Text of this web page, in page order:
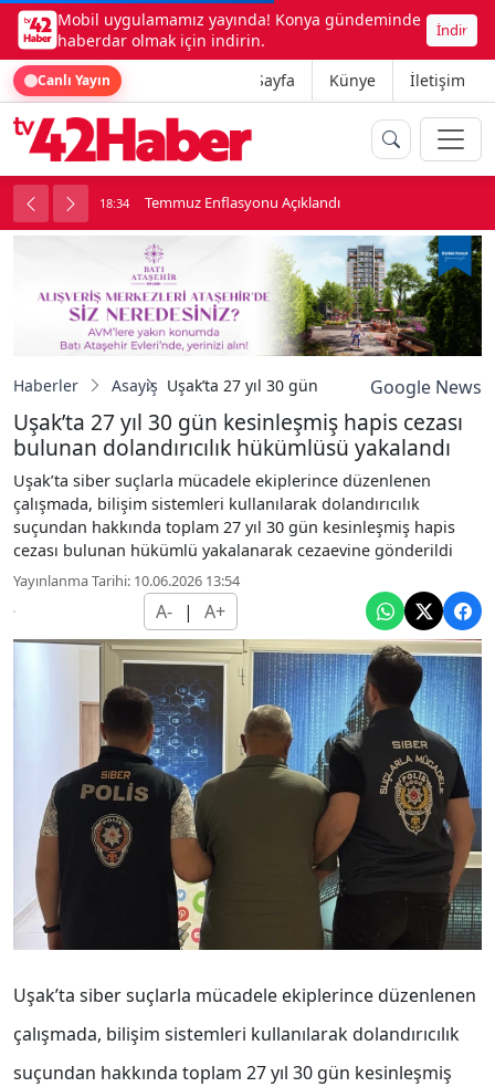
Mobil uygulamamız yayında! Konya gündeminde
haberdar olmak için indirin.
İndir
Canlı Yayın Ana Sayfa Künye İletişim
18:34 Temmuz Enflasyonu Açıklandı
Haberler Asayiş Uşak’ta 27 yıl 30 gün kesinleşmiş hapis
Google News
Uşak’ta 27 yıl 30 gün kesinleşmiş hapis cezası
bulunan dolandırıcılık hükümlüsü yakalandı
Uşak’ta siber suçlarla mücadele ekiplerince düzenlenen
çalışmada, bilişim sistemleri kullanılarak dolandırıcılık
suçundan hakkında toplam 27 yıl 30 gün kesinleşmiş hapis
cezası bulunan hükümlü yakalanarak cezaevine gönderildi
Yayınlanma Tarihi: 10.06.2026 13:54
A- | A+
Uşak’ta siber suçlarla mücadele ekiplerince düzenlenen
çalışmada, bilişim sistemleri kullanılarak dolandırıcılık
suçundan hakkında toplam 27 yıl 30 gün kesinleşmiş